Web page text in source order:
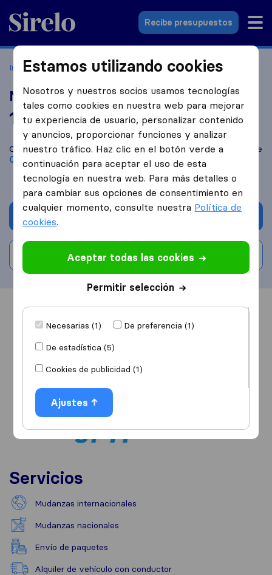
Sirelo.es
Recibe presupuestos
Inicio Empresas de mudanzas Oviedo Mudanzas JPH
Mudanzas JPH
10,0 basado en88
reseñas de Sirelo y Google
Compara Mudanzas JPH con otrasempresas de mudanzas
de
Oviedo
Escribe una valoración
Servicios
Mudanzas internacionales
Mudanzas nacionales
Envío de paquetes
Alquiler de vehículo con conductor
Estamos utilizando cookies
Nosotros y nuestros socios usamos tecnologías
tales como cookies en nuestra web para mejorar
tu experiencia de usuario, personalizar contenido
y anuncios, proporcionar funciones y analizar
nuestro tráfico. Haz clic en el botón verde a
continuación para aceptar el uso de esta
tecnología en nuestra web. Para más detalles o
para cambiar sus opciones de consentimiento en
cualquier momento, consulte nuestra Política de
cookies.
Aceptar todas las cookies
Permitir selección
Necesarias (1)
De preferencia (1)
De estadística (5)
Cookies de publicidad (1)
Ajustes